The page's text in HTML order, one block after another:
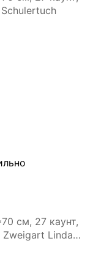
см, 27 каунт,
Zweigart Linda